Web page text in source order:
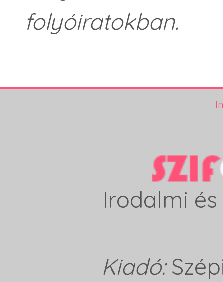
folyóiratokban.
Irodalmi
Kiadó: